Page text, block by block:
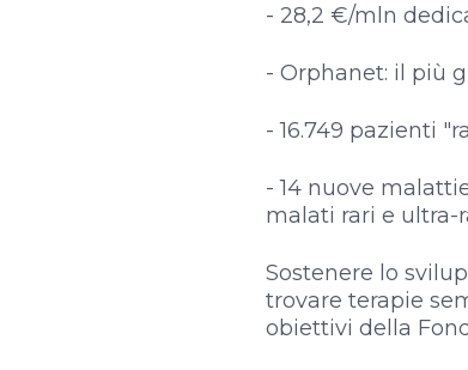
- 28,2 €/mln
- Orphanet: il più
- 16.749 pazienti
- 14 nuove
malati rari e ultra-
Sostenere lo
trovare terapie
obiettivi della